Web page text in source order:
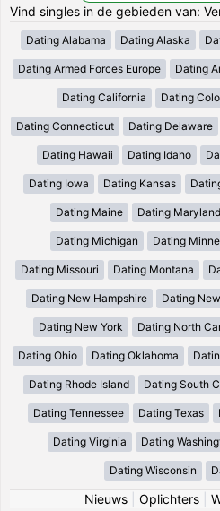
Vind singles in de gebieden van:
Dating Alabama Dating Alaska
Dating Armed Forces Europe Dating
Dating California Dating
Dating Connecticut Dating Delaware
Dating Hawaii Dating Idaho
Dating Iowa Dating Kansas
Dating Maine Dating Maryland
Dating Michigan Dating
Dating Missouri Dating Montana
Dating New Hampshire Dating
Dating New York Dating North
Dating Ohio Dating Oklahoma
Dating Rhode Island Dating South
Dating Tennessee Dating Texas
Dating Virginia Dating
Dating Wisconsin
Nieuws| Oplichters|